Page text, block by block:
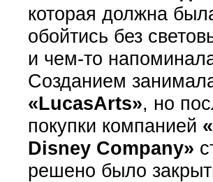
которая должна
обойтись без
и чем-то
Созданием
«LucasArts», но
покупки компанией
Disney Company»
решено было